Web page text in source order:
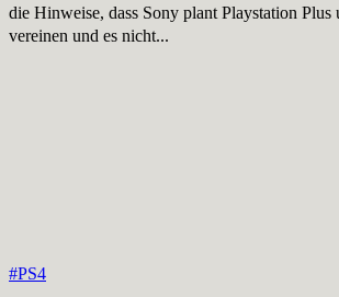
die Hinweise, dass Sony plant Playstation Plus
vereinen und es nicht...
#PS4